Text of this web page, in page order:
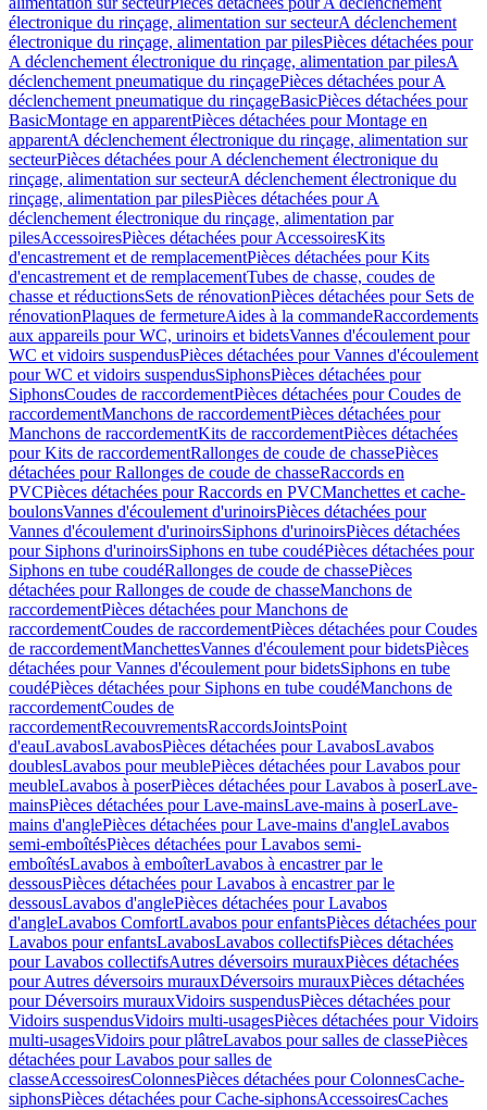
électronique du rinçage, alimentation sur secteurA déclenchement
électronique du rinçage, alimentation par pilesPièces détachées pour
A déclenchement électronique du rinçage, alimentation par pilesA
déclenchement pneumatique du rinçagePièces détachées pour A
déclenchement pneumatique du rinçageBasicPièces détachées pour
BasicMontage en apparentPièces détachées pour Montage en
apparentA déclenchement électronique du rinçage, alimentation sur
secteurPièces détachées pour A déclenchement électronique du
rinçage, alimentation sur secteurA déclenchement électronique du
rinçage, alimentation par pilesPièces détachées pour A
déclenchement électronique du rinçage, alimentation par
pilesAccessoiresPièces détachées pour AccessoiresKits
d'encastrement et de remplacementPièces détachées pour Kits
d'encastrement et de remplacementTubes de chasse, coudes de
chasse et réductionsSets de rénovationPièces détachées pour Sets de
rénovationPlaques de fermetureAides à la commandeRaccordements
aux appareils pour WC, urinoirs et bidetsVannes d'écoulement pour
WC et vidoirs suspendusPièces détachées pour Vannes d'écoulement
pour WC et vidoirs suspendusSiphonsPièces détachées pour
SiphonsCoudes de raccordementPièces détachées pour Coudes de
raccordementManchons de raccordementPièces détachées pour
Manchons de raccordementKits de raccordementPièces détachées
pour Kits de raccordementRallonges de coude de chassePièces
détachées pour Rallonges de coude de chasseRaccords en
PVCPièces détachées pour Raccords en PVCManchettes et cache-
boulonsVannes d'écoulement d'urinoirsPièces détachées pour
Vannes d'écoulement d'urinoirsSiphons d'urinoirsPièces détachées
pour Siphons d'urinoirsSiphons en tube coudéPièces détachées pour
Siphons en tube coudéRallonges de coude de chassePièces
détachées pour Rallonges de coude de chasseManchons de
raccordementPièces détachées pour Manchons de
raccordementCoudes de raccordementPièces détachées pour Coudes
de raccordementManchettesVannes d'écoulement pour bidetsPièces
détachées pour Vannes d'écoulement pour bidetsSiphons en tube
coudéPièces détachées pour Siphons en tube coudéManchons de
raccordementCoudes de
raccordementRecouvrementsRaccordsJointsPoint
d'eauLavabosLavabosPièces détachées pour LavabosLavabos
doublesLavabos pour meublePièces détachées pour Lavabos pour
meubleLavabos à poserPièces détachées pour Lavabos à poserLave-
mainsPièces détachées pour Lave-mainsLave-mains à poserLave-
mains d'anglePièces détachées pour Lave-mains d'angleLavabos
semi-emboîtésPièces détachées pour Lavabos semi-
emboîtésLavabos à emboîterLavabos à encastrer par le
dessousPièces détachées pour Lavabos à encastrer par le
dessousLavabos d'anglePièces détachées pour Lavabos
d'angleLavabos ComfortLavabos pour enfantsPièces détachées pour
Lavabos pour enfantsLavabosLavabos collectifsPièces détachées
pour Lavabos collectifsAutres déversoirs murauxPièces détachées
pour Autres déversoirs murauxDéversoirs murauxPièces détachées
pour Déversoirs murauxVidoirs suspendusPièces détachées pour
Vidoirs suspendusVidoirs multi-usagesPièces détachées pour Vidoirs
multi-usagesVidoirs pour plâtreLavabos pour salles de classePièces
détachées pour Lavabos pour salles de
classeAccessoiresColonnesPièces détachées pour ColonnesCache-
siphonsPièces détachées pour Cache-siphonsAccessoiresCaches